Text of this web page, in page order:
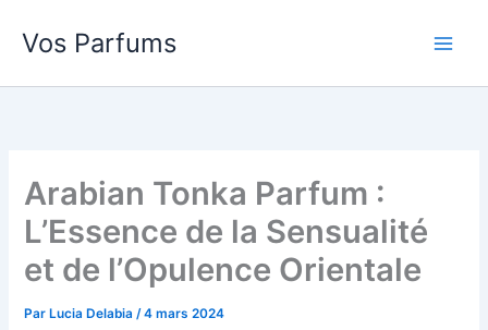
Vos Parfums
Arabian Tonka Parfum :
L’Essence de la Sensualité
et de l’Opulence Orientale
Par Lucia Delabia/4 mars 2024